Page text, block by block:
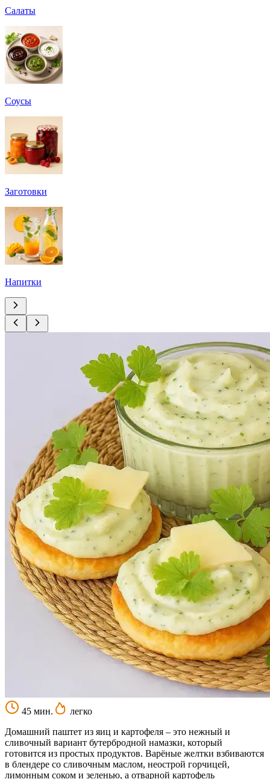
Салаты
Соусы
Заготовки
Напитки
45 мин.
легко
Домашний паштет из яиц и картофеля – это нежный и
сливочный вариант бутербродной намазки, который
готовится из простых продуктов. Варёные желтки взбиваются
в блендере со сливочным маслом, неострой горчицей,
лимонным соком и зеленью, а отварной картофель